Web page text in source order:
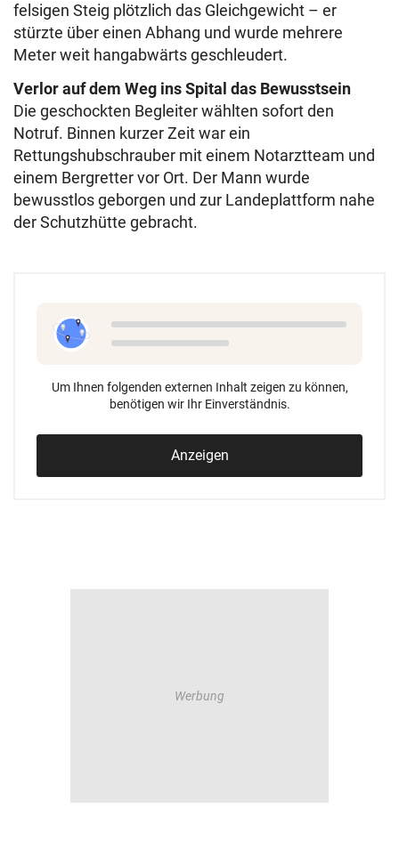
felsigen Steig plötzlich das Gleichgewicht – er
stürzte über einen Abhang und wurde mehrere
Meter weit hangabwärts geschleudert.
Verlor auf dem Weg ins Spital das Bewusstsein
Die geschockten Begleiter wählten sofort den
Notruf. Binnen kurzer Zeit war ein
Rettungshubschrauber mit einem Notarztteam und
einem Bergretter vor Ort. Der Mann wurde
bewusstlos geborgen und zur Landeplattform nahe
der Schutzhütte gebracht.
Um Ihnen folgenden externen Inhalt zeigen zu können,
benötigen wir Ihr Einverständnis.
Anzeigen